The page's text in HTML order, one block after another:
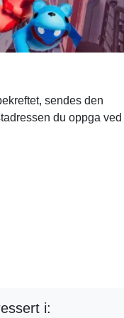
sendes den
du oppga ved
i: